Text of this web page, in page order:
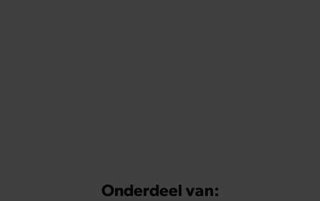
Onderdeel van: